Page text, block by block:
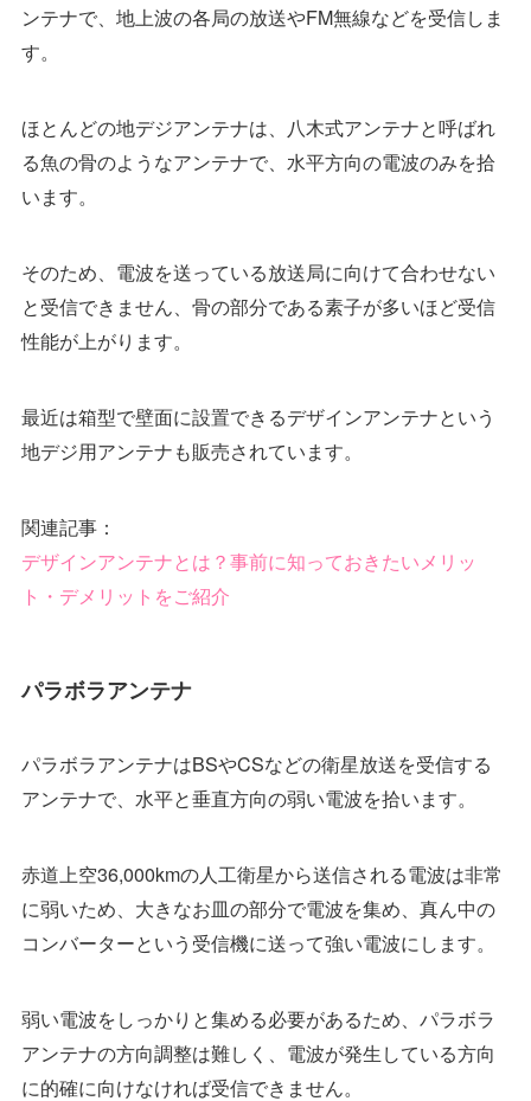
ンテナで、地上波の各局の放送やFM無線などを受信しま
す。
ほとんどの地デジアンテナは、八木式アンテナと呼ばれ
る魚の骨のようなアンテナで、水平方向の電波のみを拾
います。
そのため、電波を送っている放送局に向けて合わせない
と受信できません、骨の部分である素子が多いほど受信
性能が上がります。
最近は箱型で壁面に設置できるデザインアンテナという
地デジ用アンテナも販売されています。
関連記事：
デザインアンテナとは？事前に知っておきたいメリッ
ト・デメリットをご紹介
パラボラアンテナ
パラボラアンテナはBSやCSなどの衛星放送を受信する
アンテナで、水平と垂直方向の弱い電波を拾います。
赤道上空36,000kmの人工衛星から送信される電波は非常
に弱いため、大きなお皿の部分で電波を集め、真ん中の
コンバーターという受信機に送って強い電波にします。
弱い電波をしっかりと集める必要があるため、パラボラ
アンテナの方向調整は難しく、電波が発生している方向
に的確に向けなければ受信できません。